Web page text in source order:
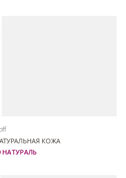
КОЖА
НАТУРАЛЬ